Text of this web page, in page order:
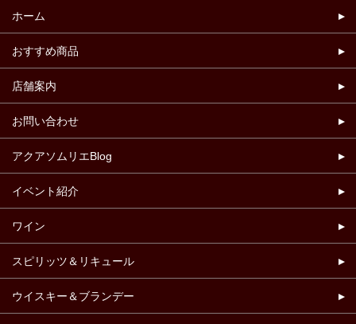
ホーム
おすすめ商品
店舗案内
お問い合わせ
アクアソムリエBlog
イベント紹介
ワイン
スピリッツ＆リキュール
ウイスキー＆ブランデー